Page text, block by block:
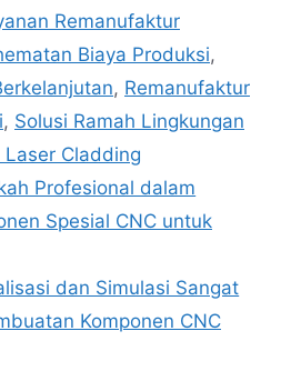
Remanufaktur
Biaya Produksi,
, Remanufaktur
, Solusi Ramah Lingkungan
Laser Cladding
Profesional dalam
Spesial CNC untuk
dan Simulasi Sangat
Komponen CNC